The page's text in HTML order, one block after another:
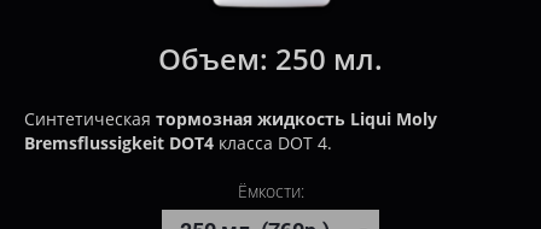
Объем: 250 мл.
Синтетическая тормозная жидкость Liqui Moly
Bremsflussigkeit DOT4 класса DOT 4.
Ёмкости: